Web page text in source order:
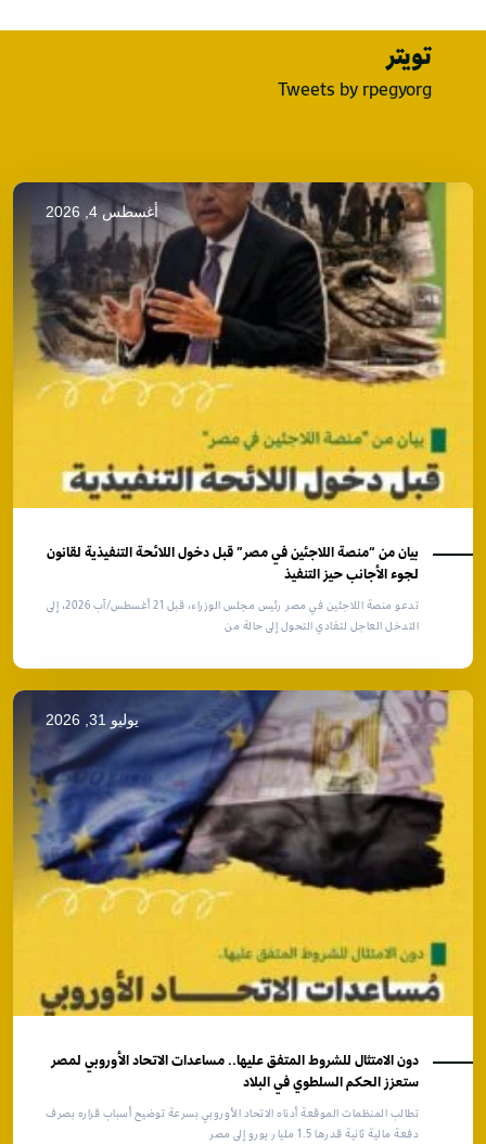
تويتر
Tweets by rpegyorg
أغسطس 4, 2026
بيان من “منصة اللاجئين في مصر” قبل دخول اللائحة التنفيذية لقانون
لجوء الأجانب حيز التنفيذ
تدعو منصة اللاجئين في مصر رئيس مجلس الوزراء، قبل 21 أغسطس/آب 2026، إلى
التدخل العاجل لتفادي التحول إلى حالة من
يوليو 31, 2026
دون الامتثال للشروط المتفق عليها.. مساعدات الاتحاد الأوروبي لمصر
ستعزز الحكم السلطوي في البلاد
تطالب المنظمات الموقعة أدناه الاتحاد الأوروبي بسرعة توضيح أسباب قراره بصرف
دفعة مالية ثانية قدرها 1.5 مليار يورو إلى مصر